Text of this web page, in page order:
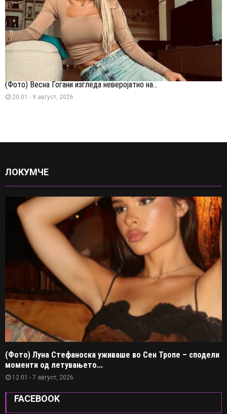
(Фото) Весна Ѓогани изгледа неверојатно на...
20:01 - 9 август, 2026
ЛОКУМЧЕ
(Фото) Луна Стефаноска уживаше во Сен Тропе – сподели
моменти од летувањето...
12:01 - 7 август, 2026
FACEBOOK